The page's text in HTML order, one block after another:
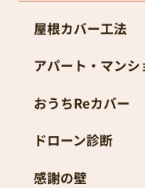
ブログ
スタッフブログ